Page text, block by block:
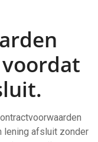
lening afsluit zonder